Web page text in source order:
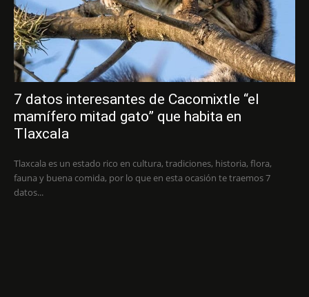
7 datos interesantes de Cacomixtle “el
mamífero mitad gato” que habita en
Tlaxcala
Tlaxcala es un estado rico en cultura, tradiciones, historia, flora,
fauna y buena comida, por lo que en esta ocasión te traemos 7
datos...